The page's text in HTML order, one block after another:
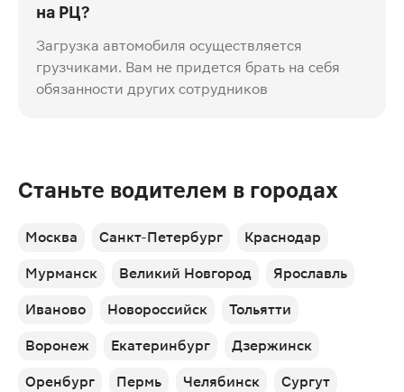
на РЦ?
Загрузка автомобиля осуществляется
грузчиками. Вам не придется брать на себя
обязанности других сотрудников
Станьте водителем в городах
Москва Санкт-Петербург Краснодар
Мурманск Великий Новгород Ярославль
Иваново Новороссийск Тольятти
Воронеж Екатеринбург Дзержинск
Оренбург Пермь Челябинск Сургут